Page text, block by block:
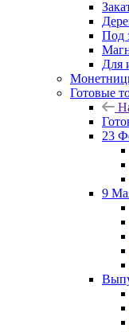
Под
Для
Готовые
23
9